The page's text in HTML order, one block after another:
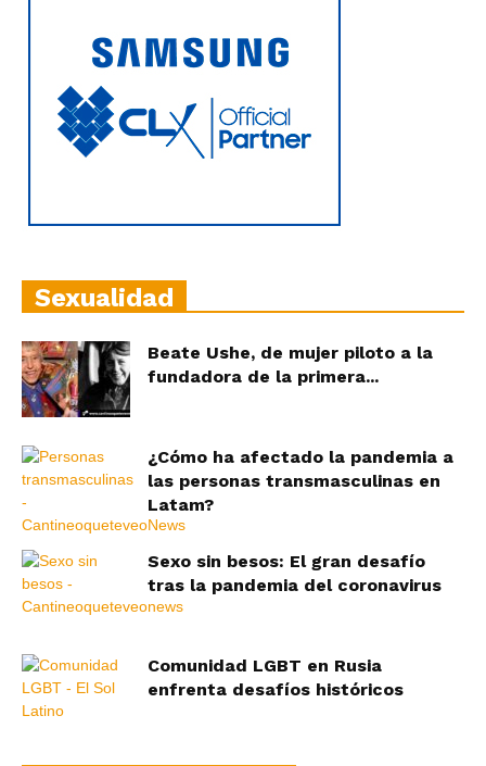
Sexualidad
Beate Ushe, de mujer piloto a la
fundadora de la primera...
¿Cómo ha afectado la pandemia a
las personas transmasculinas en
Latam?
Sexo sin besos: El gran desafío
tras la pandemia del coronavirus
Comunidad LGBT en Rusia
enfrenta desafíos históricos